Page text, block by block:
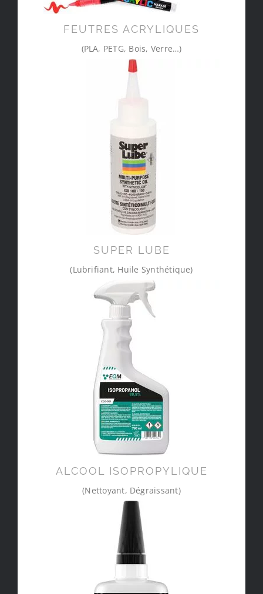
FEUTRES ACRYLIQUES
(PLA, PETG, Bois, Verre…)
SUPER LUBE
(Lubrifiant, Huile Synthétique)
ALCOOL ISOPROPYLIQUE
(Nettoyant, Dégraissant)